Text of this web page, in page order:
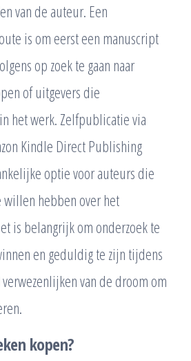
van de auteur. Een
is om eerst een manuscript
op zoek te gaan naar
of uitgevers die
het werk. Zelfpublicatie via
Kindle Direct Publishing
optie voor auteurs die
willen hebben over het
is belangrijk om onderzoek te
en geduldig te zijn tijdens
van de droom om
kopen?